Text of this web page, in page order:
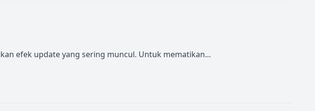
efek update yang sering muncul. Untuk mematikan...